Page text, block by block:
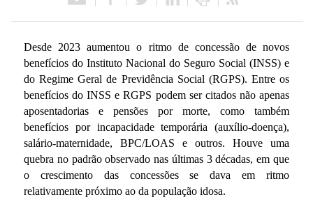
i
P
Desde 2023 aumentou o ritmo de concessão de novos
benefícios do Instituto Nacional do Seguro Social (INSS) e
do Regime Geral de Previdência Social (RGPS). Entre os
benefícios do INSS e RGPS podem ser citados não apenas
aposentadorias e pensões por morte, como também
benefícios por incapacidade temporária (auxílio-doença),
salário-maternidade, BPC/LOAS e outros. Houve uma
quebra no padrão observado nas últimas 3 décadas, em que
o crescimento das concessões se dava em ritmo
relativamente próximo ao da população idosa.